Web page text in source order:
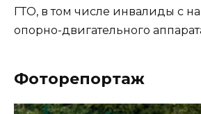
ГТО, в том числе инвалиды с
опорно-двигательного
Фоторепортаж